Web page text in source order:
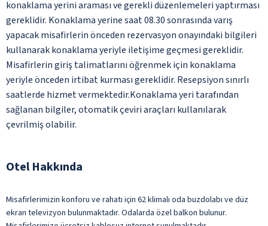
konaklama yerini araması ve gerekli düzenlemeleri yaptırması
gereklidir. Konaklama yerine saat 08.30 sonrasında varış
yapacak misafirlerin önceden rezervasyon onayındaki bilgileri
kullanarak konaklama yeriyle iletişime geçmesi gereklidir.
Misafirlerin giriş talimatlarını öğrenmek için konaklama
yeriyle önceden irtibat kurması gereklidir. Resepsiyon sınırlı
saatlerde hizmet vermektedir.Konaklama yeri tarafından
sağlanan bilgiler, otomatik çeviri araçları kullanılarak
çevrilmiş olabilir.
Otel Hakkında
Misafirlerimizin konforu ve rahatı için 62 klimalı oda buzdolabı ve düz
ekran televizyon bulunmaktadır. Odalarda özel balkon bulunur.